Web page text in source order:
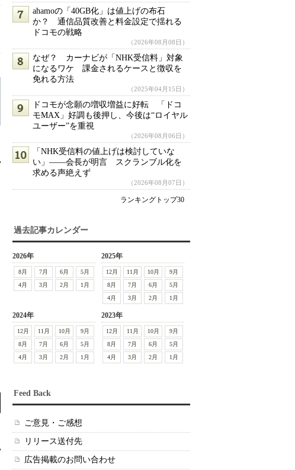
ahamoの「40GB化」は値上げの布石
か？ 通信品質改善と料金設定で揺れる
ドコモの戦略
（2026年08月08日）
なぜ？ カーナビが「NHK受信料」対象
になるワケ 課金されるケースと徴収を
免れる方法
（2025年04月15日）
ドコモが念願の増収増益に好転 「ドコ
モMAX」好調も後押し、今後は“ロイヤル
ユーザー”を重視
（2026年08月06日）
「NHK受信料の値上げは検討していな
い」――会長が明言 スクランブル化を
求める声絶えず
（2026年08月07日）
ランキングトップ30
過去記事カレンダー
2026年
8月 7月 6月
5月
4月
3月 2月 1月
2025年
12月 11月 10月
9月
8月
7月 6月
5月
4月
3月 2月 1月
2024年
12月 11月 10月
9月
8月
7月 6月
5月
4月
3月 2月 1月
2023年
12月 11月 10月
9月
8月
7月 6月
5月
4月
3月 2月 1月
Feed Back
ご意見・ご感想
リリース送付先
広告掲載のお問い合わせ